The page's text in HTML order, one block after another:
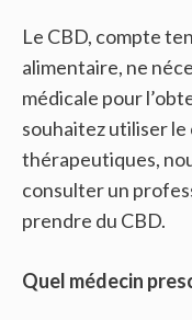
Le CBD, compte
alimentaire, ne
médicale pour
souhaitez utiliser le
thérapeutiques,
consulter un
prendre du CBD.
Quel médecin